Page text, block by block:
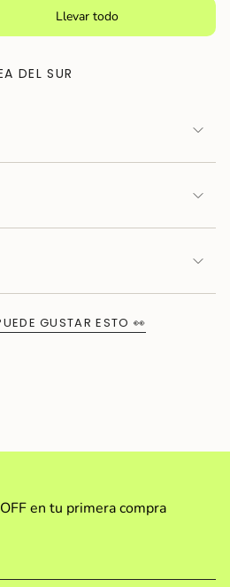
Llevar todo
DEL SUR
GUSTAR ESTO 👀
en tu primera compra